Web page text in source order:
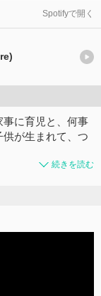
Spotifyで開く
事に育児と、何事
が⽣まれて、つ
続きを読む